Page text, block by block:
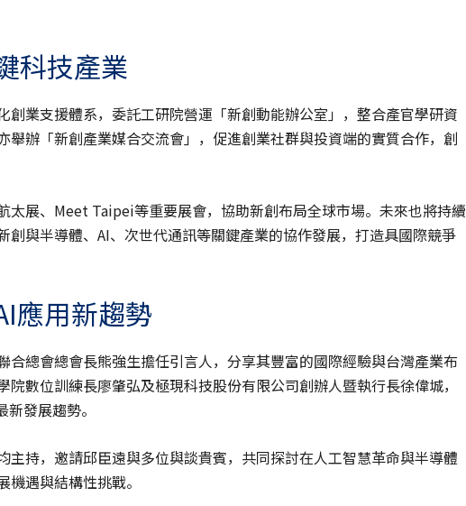
科技產業
業支援體系，委託工研院營運「新創動能辦公室」，整合產官學研資
舉辦「新創產業媒合交流會」，促進創業社群與投資端的實質合作，創
太展、Meet Taipei等重要展會，協助新創布局全球市場。未來也將持續
與半導體、AI、次世代通訊等關鍵產業的協作發展，打造具國際競爭
應用新趨勢
合總會總會長熊強生擔任引言人，分享其豐富的國際經驗與台灣產業布
數位訓練長廖肇弘及極現科技股份有限公司創辦人暨執行長徐偉城，
發展趨勢。
持，邀請邱臣遠與多位與談貴賓，共同探討在人工智慧革命與半導體
遇與結構性挑戰。